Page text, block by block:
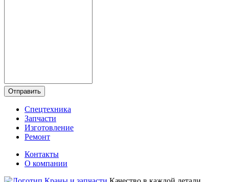
Отправить
Спецтехника
Запчасти
Изготовление
Ремонт
Контакты
О компании